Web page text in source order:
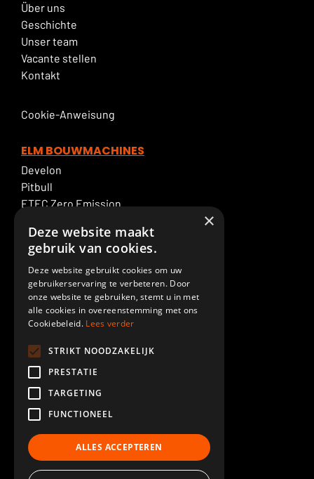
Über uns
Geschichte
Unser team
Vacante stellen
Kontakt
Cookie-Anweisung
ELM BOUWMACHINES
Develon
Pitbull
ETEC Zero Emission
ELM Service
ELM SPECIALTIES
Ausleger & Löffelstiel
Demolition
Kabinenerhöhung
Piling
Lackiererei
Mass angeferdigt
Meer ELM GROEP
Nachrichten
Auslieferungen
×
Deze website maakt
gebruik van cookies.
Deze website gebruikt cookies om uw
gebruikerservaring te verbeteren. Door
onze website te gebruiken, stemt u in met
alle cookies in overeenstemming met ons
Cookiebeleid. Lees verder
STRIKT NOODZAKELIJK
PRESTATIE
TARGETING
FUNCTIONEEL
ALLES ACCEPTEREN